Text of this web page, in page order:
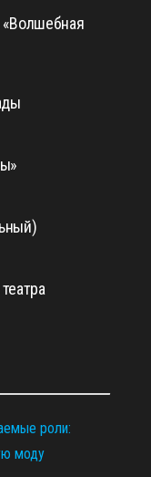
«Волшебная
роли:
моду